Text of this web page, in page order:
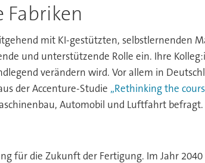
mit KI-gestützten, selbstlernenden
und unterstützende Rolle ein. Ihre
verändern wird. Vor allem in
der Accenture-Studie „Rethinking the
Automobil und Luftfahrt befragt.
für die Zukunft der Fertigung. Im Jahr